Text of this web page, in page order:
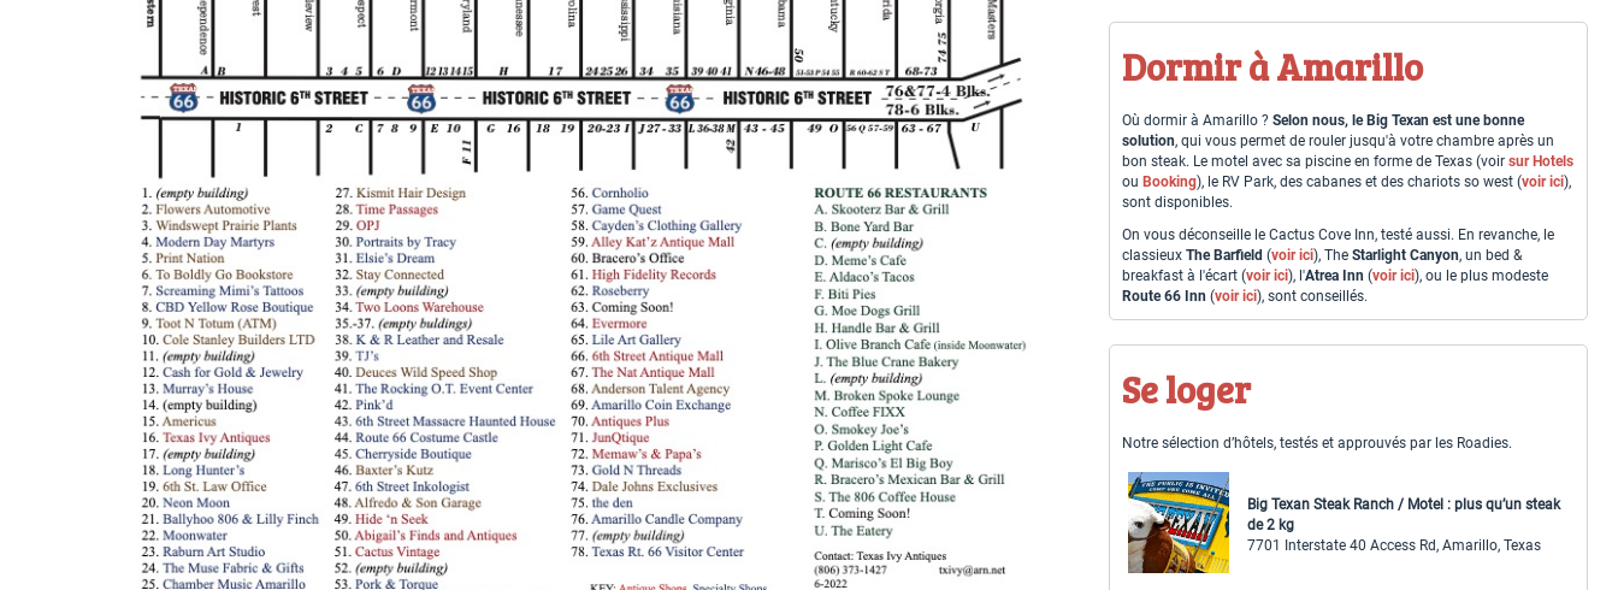
Dormir à Amarillo
Où dormir à Amarillo ? Selon nous, le Big Texan est une bonne
solution, qui vous permet de rouler jusqu'à votre chambre après un
bon steak. Le motel avec sa piscine en forme de Texas (voir sur Hotels
ou Booking), le RV Park, des cabanes et des chariots so west (voir ici),
sont disponibles.
On vous déconseille le Cactus Cove Inn, testé aussi. En revanche, le
classieux The Barfield (voir ici), The Starlight Canyon, un bed &
breakfast à l'écart (voir ici), l'Atrea Inn (voir ici), ou le plus modeste
Route 66 Inn (voir ici), sont conseillés.
Se loger
Notre sélection d’hôtels, testés et approuvés par les Roadies.
Big Texan Steak Ranch / Motel : plus qu’un steak
de 2 kg
7701 Interstate 40 Access Rd, Amarillo, Texas